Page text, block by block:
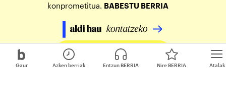
Gaur Atalak
Azken berriak Entzun BERRIA Nire BERRIA
konprometitua. BABESTU BERRIA
Egin zure ekarpena